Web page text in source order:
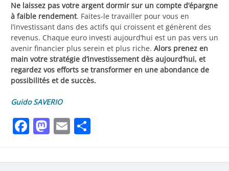
Ne laissez pas votre argent dormir sur un compte d’épargne
à faible rendement. Faites-le travailler pour vous en
l’investissant dans des actifs qui croissent et génèrent des
revenus. Chaque euro investi aujourd’hui est un pas vers un
avenir financier plus serein et plus riche. Alors prenez en
main votre stratégie d’investissement dès aujourd’hui, et
regardez vos efforts se transformer en une abondance de
possibilités et de succès.
Guido SAVERIO
Facebook
Mastodon
Email